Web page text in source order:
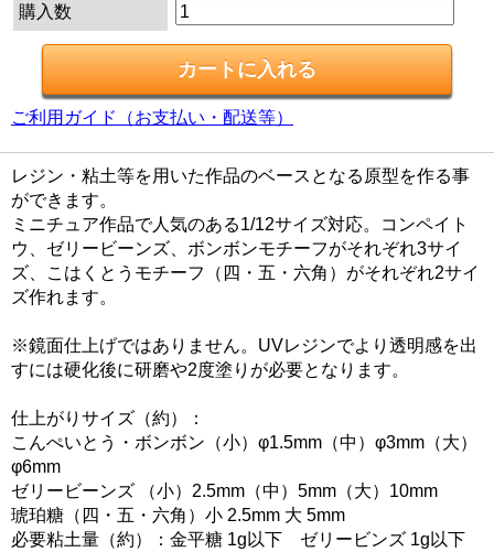
購入数
ご利用ガイド（お支払い・配送等）
レジン・粘土等を用いた作品のベースとなる原型を作る事
ができます。
ミニチュア作品で人気のある1/12サイズ対応。コンペイト
ウ、ゼリービーンズ、ボンボンモチーフがそれぞれ3サイ
ズ、こはくとうモチーフ（四・五・六角）がそれぞれ2サイ
ズ作れます。
※鏡面仕上げではありません。UVレジンでより透明感を出
すには硬化後に研磨や2度塗りが必要となります。
仕上がりサイズ（約）：
こんぺいとう・ボンボン（小）φ1.5mm（中）φ3mm（大）
φ6mm
ゼリービーンズ （小）2.5mm（中）5mm（大）10mm
琥珀糖（四・五・六角）小 2.5mm 大 5mm
必要粘土量（約）：金平糖 1g以下 ゼリービンズ 1g以下